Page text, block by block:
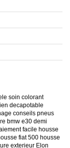
soin colorant
decapotable
conseils pneus
bmw e30 demi
facile housse
fiat 500 housse
exterieur Elon